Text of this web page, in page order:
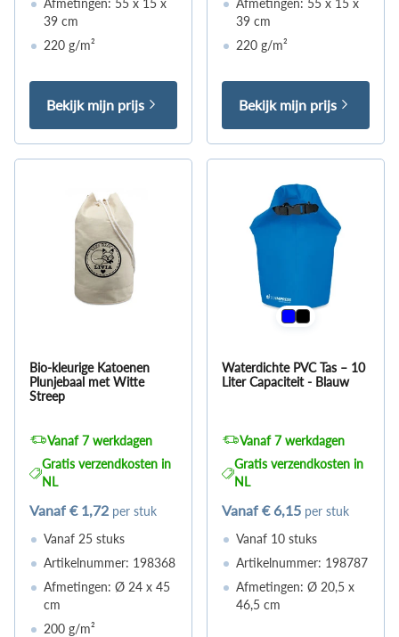
Afmetingen: 55 x 15 x
39 cm
220 g/m²
Bekijk mijn prijs
Afmetingen: 55 x 15 x
39 cm
220 g/m²
Bekijk mijn prijs
Bio-kleurige Katoenen
Plunjebaal met Witte
Streep
Vanaf 7 werkdagen
Gratis verzendkosten in
NL
Vanaf € 1,72 per stuk
Vanaf 25 stuks
Artikelnummer: 198368
Afmetingen: Ø 24 x 45
cm
200 g/m²
Waterdichte PVC Tas – 10
Liter Capaciteit - Blauw
Vanaf 7 werkdagen
Gratis verzendkosten in
NL
Vanaf € 6,15 per stuk
Vanaf 10 stuks
Artikelnummer: 198787
Afmetingen: Ø 20,5 x
46,5 cm